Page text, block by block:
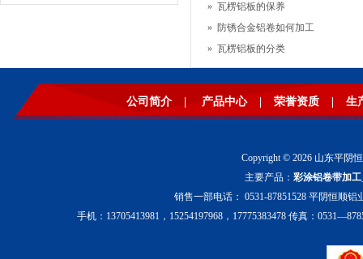
» 瓦楞铝板的保养
» 防锈合金铝卷如何加工
» 瓦楞铝板的分类
公司简介 产品中心 荣誉资质 生
Copyright © 2026 山东平阴
主要产品：彩涂铝卷带加工
销售一部电话： 0531-87851528 平阴恒顺
手机：13705413981，15254197968，17775383478 传真：